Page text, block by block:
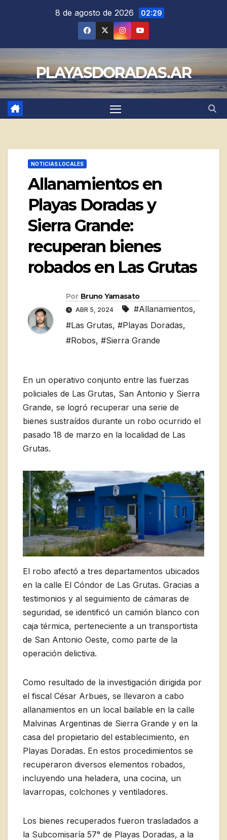
8 de agosto de 2026 02:29
PLAYASDORADAS.AR
NOTICIAS LOCALES
Allanamientos en
Playas Doradas y
Sierra Grande:
recuperan bienes
robados en Las Grutas
Por Bruno Yamasato
ABR 5, 2024 #Allanamientos,
#Las Grutas, #Playas Doradas,
#Robos, #Sierra Grande
En un operativo conjunto entre las fuerzas
policiales de Las Grutas, San Antonio y Sierra
Grande, se logró recuperar una serie de
bienes sustraídos durante un robo ocurrido el
pasado 18 de marzo en la localidad de Las
Grutas.
El robo afectó a tres departamentos ubicados
en la calle El Cóndor de Las Grutas. Gracias a
testimonios y al seguimiento de cámaras de
seguridad, se identificó un camión blanco con
caja térmica, perteneciente a un transportista
de San Antonio Oeste, como parte de la
operación delictiva.
Como resultado de la investigación dirigida por
el fiscal César Arbues, se llevaron a cabo
allanamientos en un local bailable en la calle
Malvinas Argentinas de Sierra Grande y en la
casa del propietario del establecimiento, en
Playas Doradas. En estos procedimientos se
recuperaron diversos elementos robados,
incluyendo una heladera, una cocina, un
lavarropas, colchones y ventiladores.
Los bienes recuperados fueron trasladados a
la Subcomisaría 57° de Playas Doradas, a la